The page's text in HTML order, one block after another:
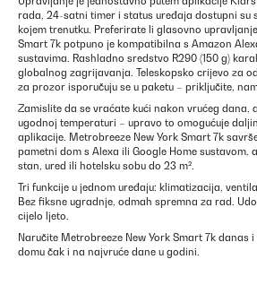
rada, 24-satni timer i status uređaja dostupni su
kojem trenutku. Preferirate li glasovno
Smart 7k potpuno je kompatibilna s Amazon
sustavima. Rashladno sredstvo R290 (150 g)
globalnog zagrijavanja. Teleskopsko crijevo za
za prozor isporučuju se u paketu – priključite,
Zamislite da se vraćate kući nakon vrućeg dana,
ugodnoj temperaturi – upravo to omogućuje
aplikacije. Metrobreeze New York Smart 7k
pametni dom s Alexa ili Google Home sustavom,
stan, ured ili hotelsku sobu do 23 m².
Tri funkcije u jednom uređaju: klimatizacija,
Bez fiksne ugradnje, odmah spremna za rad.
cijelo ljeto.
Naručite Metrobreeze New York Smart 7k danas
domu čak i na najvruće dane u godini.